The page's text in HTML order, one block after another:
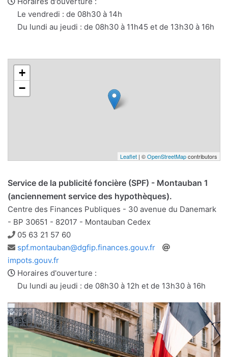
Le vendredi : de 08h30 à 14h
Du lundi au jeudi : de 08h30 à 11h45 et de 13h30 à 16h
+
−
Leaflet | ©OpenStreetMapcontributors
Service de la publicité foncière (SPF) - Montauban 1
(anciennement service des hypothèques).
Centre des Finances Publiques - 30 avenue du Danemark
- BP 30651 - 82017 - Montauban Cedex
Téléphone
05 63 21 57 60
Adresse
e-
mail
spf.montauban@dgfip.finances.gouv.fr
impots.gouv.fr
Horaires d'ouverture :
Du lundi au jeudi : de 08h30 à 12h et de 13h30 à 16h